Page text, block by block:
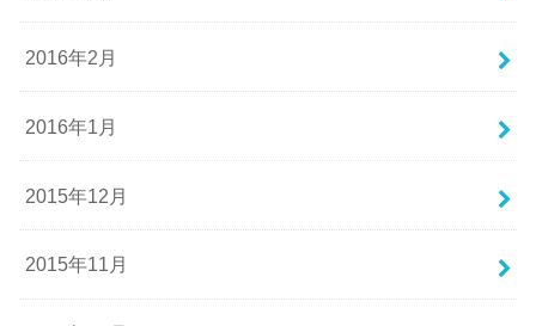
2016年2月
2016年1月
2015年12月
2015年11月